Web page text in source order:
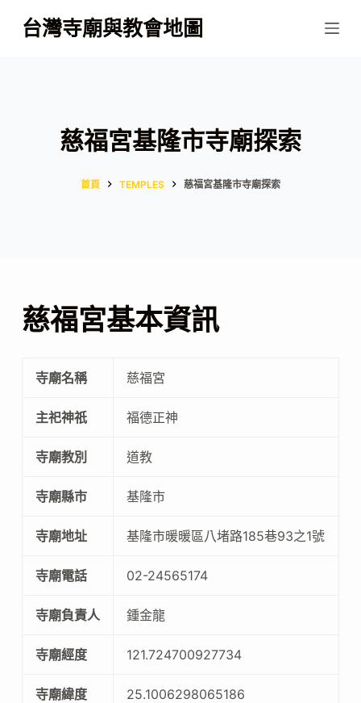
跳
至
台灣寺廟與教會地圖
慈福宮基隆市寺廟探索
首頁 TEMPLES 慈福宮基隆市寺廟探索
慈福宮基本資訊
寺廟名稱 慈福宮
主祀神祇 福德正神
寺廟教別 道教
寺廟縣市 基隆市
寺廟地址 基隆市暖暖區八堵路185巷93之1號
寺廟電話 02-24565174
寺廟負責人 鍾金龍
寺廟經度 121.724700927734
寺廟緯度 25.1006298065186